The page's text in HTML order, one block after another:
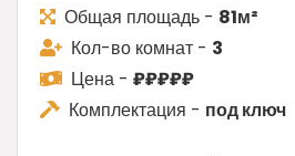
Общая площадь - 81м²
Кол-во комнат - 3
Цена - ₽₽₽₽₽
Комплектация - под ключ